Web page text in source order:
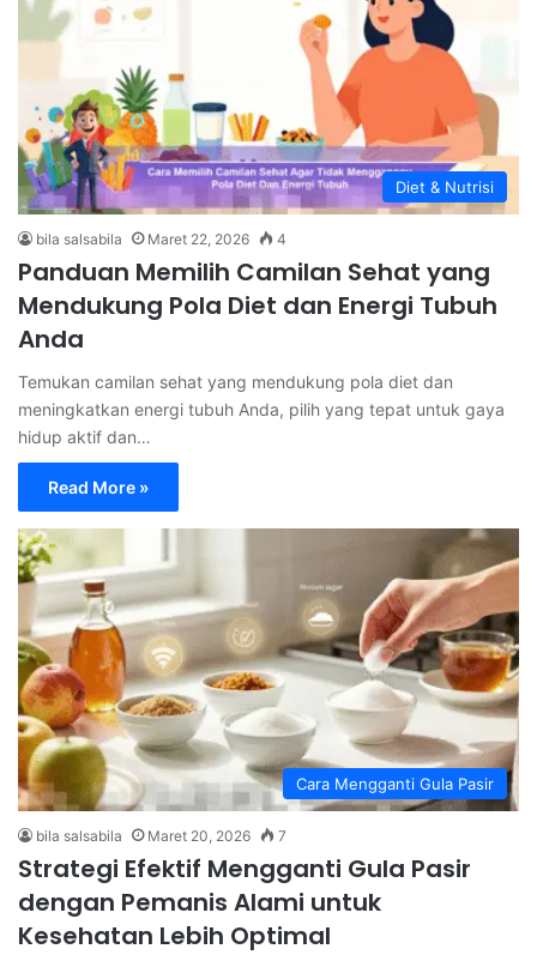
Diet & Nutrisi
bila salsabila Maret 22, 2026 4
Panduan Memilih Camilan Sehat yang
Mendukung Pola Diet dan Energi Tubuh
Anda
Temukan camilan sehat yang mendukung pola diet dan
meningkatkan energi tubuh Anda, pilih yang tepat untuk gaya
hidup aktif dan…
Read More »
Cara Mengganti Gula Pasir
bila salsabila Maret 20, 2026 7
Strategi Efektif Mengganti Gula Pasir
dengan Pemanis Alami untuk
Kesehatan Lebih Optimal